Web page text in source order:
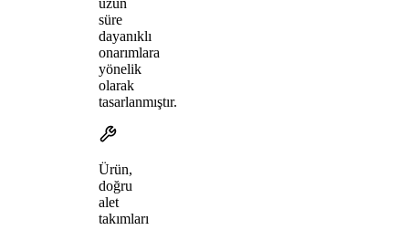
süre
dayanıklı
onarımlara
yönelik
olarak
tasarlanmıştır.
Ürün,
doğru
alet
takımları